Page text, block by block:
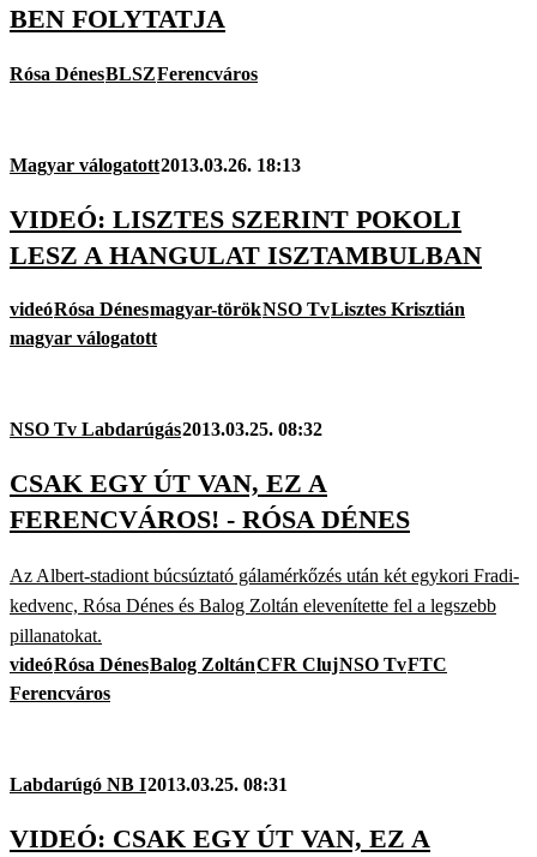
BEN FOLYTATJA
Rósa DénesBLSZFerencváros
Magyar válogatott2013.03.26. 18:13
VIDEÓ: LISZTES SZERINT POKOLI
LESZ A HANGULAT ISZTAMBULBAN
videóRósa Dénesmagyar-törökNSO TvLisztes Krisztián
magyar válogatott
NSO Tv Labdarúgás2013.03.25. 08:32
CSAK EGY ÚT VAN, EZ A
FERENCVÁROS! - RÓSA DÉNES
Az Albert-stadiont búcsúztató gálamérkőzés után két egykori Fradi-
kedvenc, Rósa Dénes és Balog Zoltán elevenítette fel a legszebb
pillanatokat.
videóRósa DénesBalog ZoltánCFR ClujNSO TvFTC
Ferencváros
Labdarúgó NB I2013.03.25. 08:31
VIDEÓ: CSAK EGY ÚT VAN, EZ A